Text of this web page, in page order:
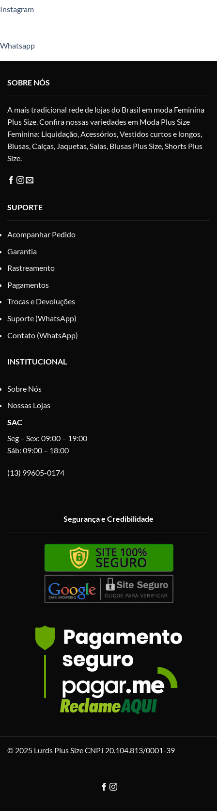
Instagram
Whatsapp
SOBRE NÓS
A mais tradicional rede de lojas do Brasil em moda Feminina
Plus Size. Confira nossas variedades em Moda Plus Size
Feminina: Liquidação, Acessórios, Vestidos curtos e longos,
Blusas, Calças, Jaquetas, Saias, Blusas Plus Size, Shorts Plus
Size.
SUPORTE
Acompanhar Pedido
Garantia
Rastreamento
Pagamentos
Trocas e Devoluções
Suporte (WhatsApp)
Contato (WhatsApp)
INSTITUCIONAL
Sobre Nós
Nossas Lojas
SAC
Seg – Sex: 09:00 – 19:00
Sáb: 09:00 – 18:00
(13) 99605-0174
Segurança e Credibilidade
© 2025 Lurds Plus Size CNPJ 20.104.813/0001-39